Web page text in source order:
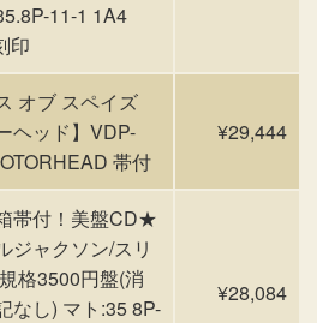
11-1 1A4
印
オブ スペイズ
ヘッド】VDP-
帯付
¥29,444
帯付！美盤CD★
ジャクソン/スリ
格3500円盤(消
なし) マト:35 8P-
¥28,084